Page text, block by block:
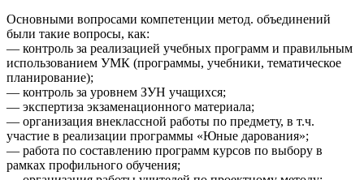
Основными вопросами компетенции метод. объединений
были такие вопросы, как:
— контроль за реализацией учебных программ и правильным
использованием УМК (программы, учебники, тематическое
планирование);
— контроль за уровнем ЗУН учащихся;
— экспертиза экзаменационного материала;
— организация внеклассной работы по предмету, в т.ч.
участие в реализации программы «Юные дарования»;
— работа по составлению программ курсов по выбору в
рамках профильного обучения;